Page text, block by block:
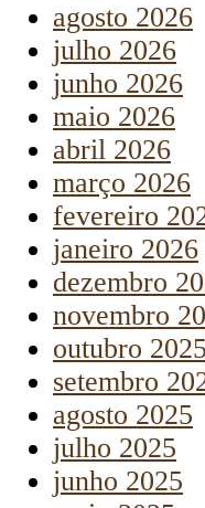
agosto 2026
julho 2026
junho 2026
maio 2026
abril 2026
março 2026
fevereiro
janeiro 2026
dezembro
novembro
outubro 2025
setembro
agosto 2025
julho 2025
junho 2025